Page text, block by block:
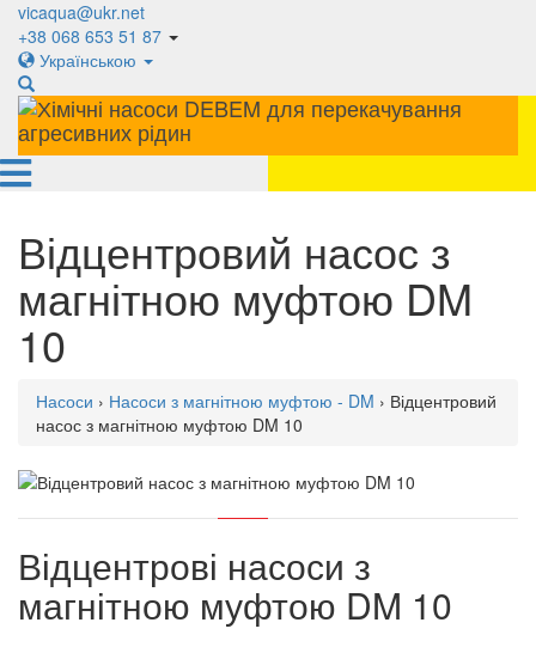
vicaqua@ukr.net
+38 068 653 51 87
Українською
Відцентровий насос з
магнітною муфтою DM
10
Насоси › Насоси з магнітною муфтою - DM › Відцентровий
насос з магнітною муфтою DM 10
Відцентрові насоси з
магнітною муфтою DM 10